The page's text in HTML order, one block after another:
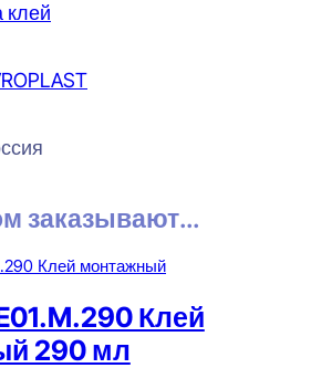
клей
заказывают...
Клей
290 мл